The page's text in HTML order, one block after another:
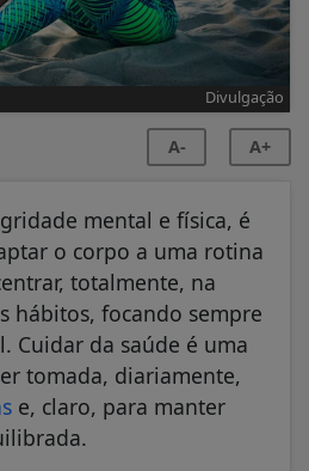
Divulgação
A- A+
mental e física, é
o corpo a uma rotina
totalmente, na
hábitos, focando sempre
Cuidar da saúde é uma
tomada, diariamente,
e, claro, para manter